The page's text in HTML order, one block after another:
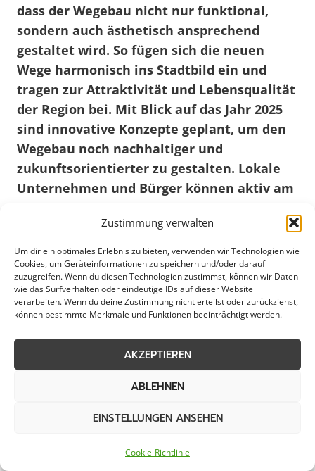
Zustimmung verwalten
Um dir ein optimales Erlebnis zu bieten, verwenden wir Technologien wie
Cookies, um Geräteinformationen zu speichern und/oder darauf
zuzugreifen. Wenn du diesen Technologien zustimmst, können wir Daten
wie das Surfverhalten oder eindeutige IDs auf dieser Website
verarbeiten. Wenn du deine Zustimmung nicht erteilst oder zurückziehst,
können bestimmte Merkmale und Funktionen beeinträchtigt werden.
AKZEPTIEREN
ABLEHNEN
EINSTELLUNGEN ANSEHEN
Cookie-Richtlinie
dass der Wegebau nicht nur funktional,
sondern auch ästhetisch ansprechend
gestaltet wird. So fügen sich die neuen
Wege harmonisch ins Stadtbild ein und
tragen zur Attraktivität und Lebensqualität
der Region bei. Mit Blick auf das Jahr 2025
sind innovative Konzepte geplant, um den
Wegebau noch nachhaltiger und
zukunftsorientierter zu gestalten. Lokale
Unternehmen und Bürger können aktiv am
Gestaltungsprozess teilhaben, um Emden
als lebenswerte Stadt weiter zu entwickeln.
Weitere Themen in Emden
Umgestaltung Terrassenbau